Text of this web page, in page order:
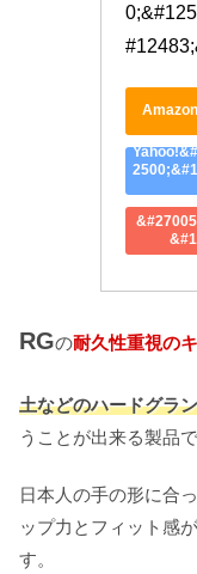
RGの耐久性重視の
土などのハードグラ
うことが出来る製品で
日本人の手の形に合
ップ力とフィット感
す。